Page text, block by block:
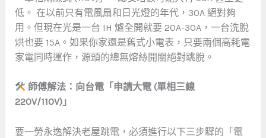
低。 在以前只有電風扇和日光燈的年代，30A 絕對夠
用。但現在光是一台 IH 爐全開就要 20A-30A，一台洗脫
烘也要 15A。如果你家還是舊式小電表，只要兩個高耗電
家電同時運作，源頭的總無熔絲開關絕對跳脫。
師傅解法：向台電「申請大電 (單相三線
220V/110V)」
要一勞永逸解決老屋跳電，必須進行以下三步驟的「電